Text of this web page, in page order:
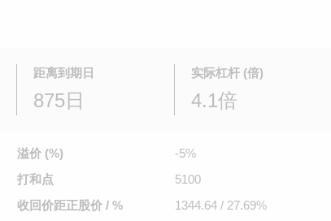
距离到期日
875日
实际杠杆 (倍)
4.1倍
溢价 (%)
-5%
打和点
5100
收回价距正股价 / %
1344.64 / 27.69%